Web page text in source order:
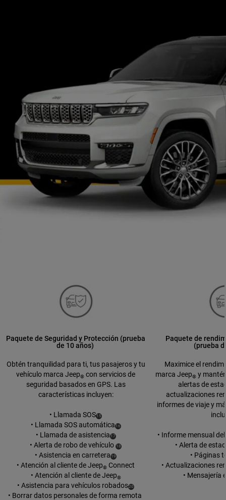
Paquete de Seguridad y Protección (prueba
de 10 años)
Obtén tranquilidad para ti, tus pasajeros y tu
vehículo marca Jeep® con servicios de
seguridad basados en GPS. Las
características incluyen:
• Llamada SOS(
Disclosure
15)
• Llamada SOS automática(16)
• Llamada de asistencia(
Disclosure
17)
• Alerta de robo de vehículo(18)
• Asistencia en carretera(19)
• Atención al cliente de Jeep® Connect
• Atención al cliente de Jeep®
• Asistencia para vehículos robados(20)
• Borrar datos personales de forma remota
Paquete de
(prueba
Maximice el
marca Jeep® y
alertas de
actualizaciones
informes de viaje y
• Informe mensual
• Alerta de
• Páginas
• Actualizaciones
• Mensajería